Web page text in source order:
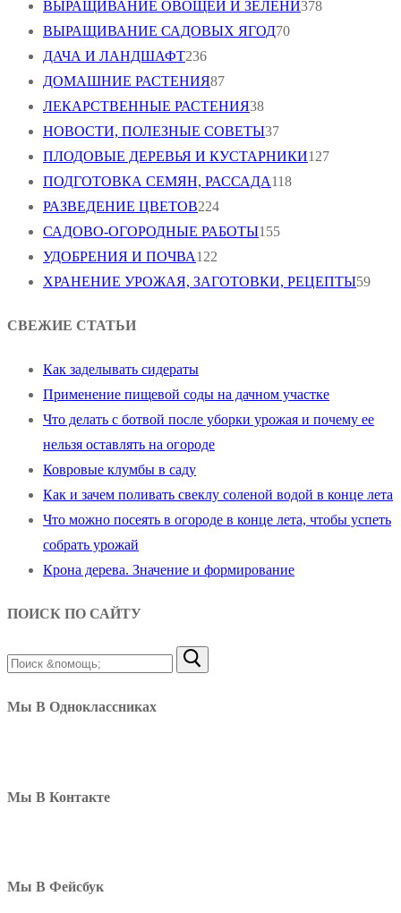
ВЫРАЩИВАНИЕ ОВОЩЕЙ И ЗЕЛЕНИ378
ВЫРАЩИВАНИЕ САДОВЫХ ЯГОД70
ДАЧА И ЛАНДШАФТ236
ДОМАШНИЕ РАСТЕНИЯ87
ЛЕКАРСТВЕННЫЕ РАСТЕНИЯ38
НОВОСТИ, ПОЛЕЗНЫЕ СОВЕТЫ37
ПЛОДОВЫЕ ДЕРЕВЬЯ И КУСТАРНИКИ127
ПОДГОТОВКА СЕМЯН, РАССАДА118
РАЗВЕДЕНИЕ ЦВЕТОВ224
САДОВО-ОГОРОДНЫЕ РАБОТЫ155
УДОБРЕНИЯ И ПОЧВА122
ХРАНЕНИЕ УРОЖАЯ, ЗАГОТОВКИ, РЕЦЕПТЫ59
СВЕЖИЕ СТАТЬИ
Как заделывать сидераты
Применение пищевой соды на дачном участке
Что делать с ботвой после уборки урожая и почему ее
нельзя оставлять на огороде
Ковровые клумбы в саду
Как и зачем поливать свеклу соленой водой в конце лета
Что можно посеять в огороде в конце лета, чтобы успеть
собрать урожай
Крона дерева. Значение и формирование
ПОИСК ПО САЙТУ
Найти:
Мы В Одноклассниках
Мы В Контакте
Мы В Фейсбук